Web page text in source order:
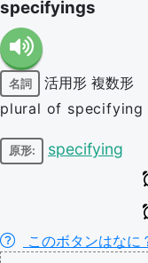
specifyings
名詞 活用形 複数形
plural of specifying
原形: specifying
このボタンはなに